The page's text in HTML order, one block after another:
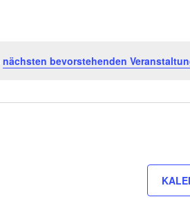
nächsten bevorstehenden